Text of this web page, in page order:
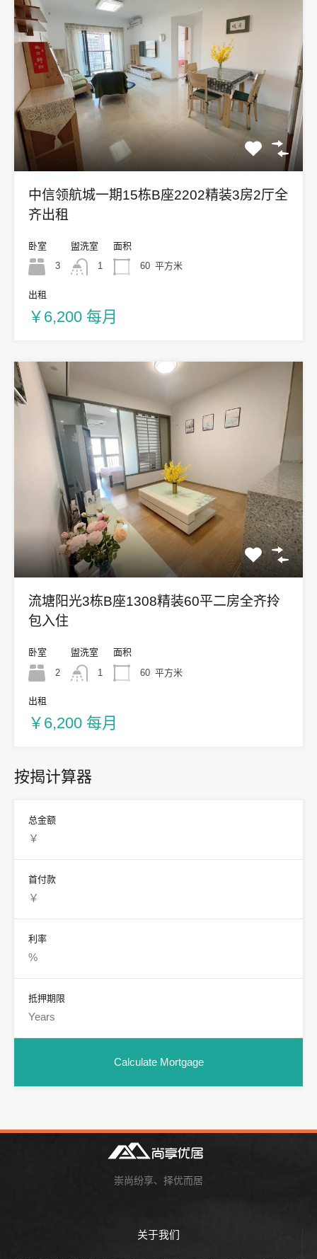
中信领航城一期15栋B座2202精装3房2厅全
齐出租
卧室
3
盥洗室
1
面积
60 平方米
出租
￥6,200 每月
流塘阳光3栋B座1308精装60平二房全齐拎
包入住
卧室
2
盥洗室
1
面积
60 平方米
出租
￥6,200 每月
按揭计算器
总金额
首付款
利率
抵押期限
崇尚纷享、择优而居
关于我们